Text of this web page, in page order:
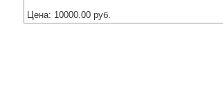
Цена: 10000.00 руб.